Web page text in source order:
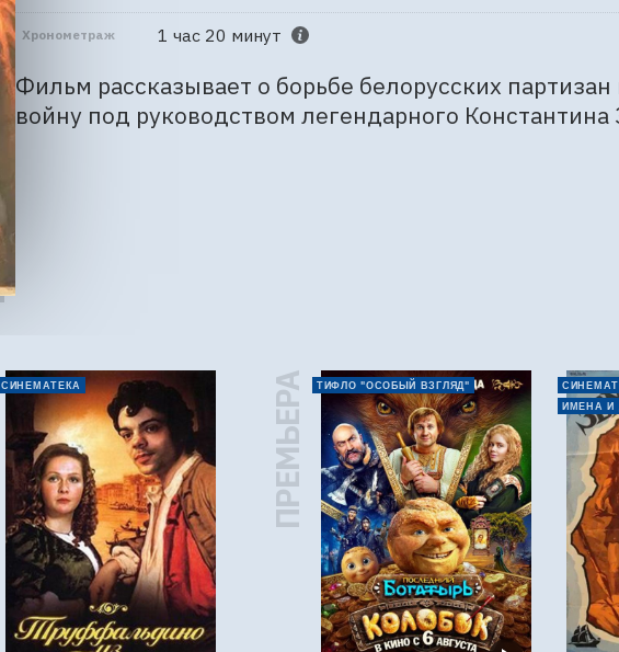
Хронометраж 1 час 20 минут
Фильм рассказывает о борьбе белорусских
войну под руководством легендарного Константина
СИНЕМАТЕКА ПРЕМЬЕРА ТИФЛО "ОСОБЫЙ ВЗГЛЯД"
ИМЕНА И